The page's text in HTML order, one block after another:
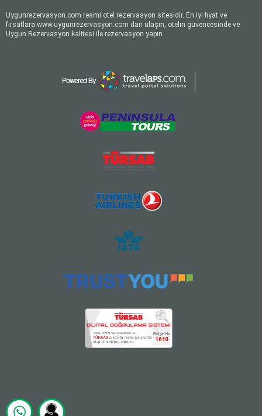
Uygunrezervasyon.com resmi otel rezervasyon sitesidir. En iyi fiyat ve
fırsatlara www.uygunrezervasyon.com dan ulaşın, otelin güvencesinde ve
Uygun Rezervasyon kalitesi ile rezervasyon yapın.